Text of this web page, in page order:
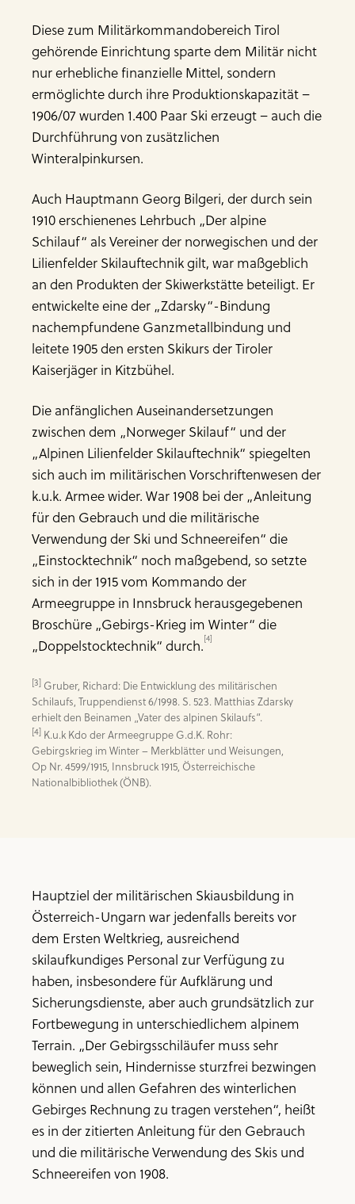
Diese zum Militärkommandobereich Tirol
gehörende Einrichtung sparte dem Militär nicht
nur erhebliche finanzielle Mittel, sondern
ermöglichte durch ihre Produktionskapazität –
1906/07 wurden 1.400 Paar Ski erzeugt – auch die
Durchführung von zusätzlichen
Winteralpinkursen.
Auch Hauptmann Georg Bilgeri, der durch sein
1910 erschienenes Lehrbuch „Der alpine
Schilauf“ als Vereiner der norwegischen und der
Lilienfelder Skilauftechnik gilt, war maßgeblich
an den Produkten der Skiwerkstätte beteiligt. Er
entwickelte eine der „Zdarsky“-Bindung
nachempfundene Ganzmetallbindung und
leitete 1905 den ersten Skikurs der Tiroler
Kaiserjäger in Kitzbühel.
Die anfänglichen Auseinandersetzungen
zwischen dem „Norweger Skilauf“ und der
„Alpinen Lilienfelder Skilauftechnik“ spiegelten
sich auch im militärischen Vorschriftenwesen der
k.u.k. Armee wider. War 1908 bei der „Anleitung
für den Gebrauch und die militärische
Verwendung der Ski und Schneereifen“ die
„Einstocktechnik“ noch maßgebend, so setzte
sich in der 1915 vom Kommando der
Armeegruppe in Innsbruck herausgegebenen
Broschüre „Gebirgs-Krieg im Winter“ die
„Doppelstocktechnik“ durch.[4]
[3] Gruber, Richard: Die Entwicklung des militärischen
Schilaufs, Truppendienst 6/1998. S. 523. Matthias Zdarsky
[4] K.u.k Kdo der Armeegruppe G.d.K. Rohr:
Gebirgskrieg im Winter – Merkblätter und Weisungen,
Op Nr. 4599/1915, Innsbruck 1915, Österreichische
Nationalbibliothek (ÖNB).
Hauptziel der militärischen Skiausbildung in
Österreich-Ungarn war jedenfalls bereits vor
dem Ersten Weltkrieg, ausreichend
skilaufkundiges Personal zur Verfügung zu
haben, insbesondere für Aufklärung und
Sicherungsdienste, aber auch grundsätzlich zur
Fortbewegung in unterschiedlichem alpinem
Terrain. „Der Gebirgsschiläufer muss sehr
beweglich sein, Hindernisse sturzfrei bezwingen
können und allen Gefahren des winterlichen
Gebirges Rechnung zu tragen verstehen“, heißt
es in der zitierten Anleitung für den Gebrauch
und die militärische Verwendung des Skis und
Schneereifen von 1908.